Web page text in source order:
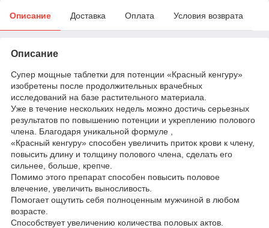
Описание Доставка Оплата Условия возврата
Описание
Супер мощные таблетки для потенции «Красный кенгуру»
изобретены после продолжительных врачебных
исследований на базе растительного материала.
Уже в течение нескольких недель можно достичь серьезных
результатов по повышению потенции и укреплению полового
члена. Благодаря уникальной формуле ,
«Красный кенгуру» способен увеличить приток крови к члену,
повысить длину и толщину полового члена, сделать его
сильнее, больше, крепче.
Помимо этого препарат способен повысить половое
влечение, увеличить выносливость.
Помогает ощутить себя полноценным мужчиной в любом
возрасте.
Способствует увеличению количества половых актов.